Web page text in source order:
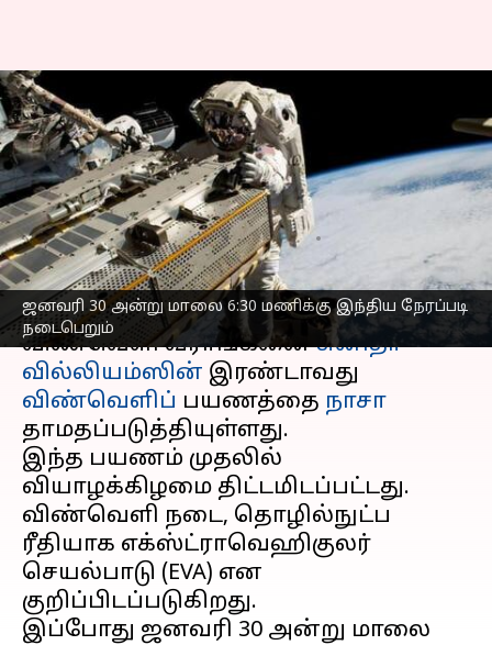
ஜனவரி 30 அன்று மாலை 6:30 மணிக்கு இந்திய நேரப்படி
நடைபெறும்
சுனிதா வில்லியம்ஸின்
சாதனை விண்வெளிப்
பயணத்தை ஒத்தி வைத்த
நாசா
எழுதியவர் Venkatalakshmi V Jan 24, 2025
செய்தி முன்னோட்டம்
விண்வெளி வீராங்கனைசுனிதா
வில்லியம்ஸின் இரண்டாவது
விண்வெளிப் பயணத்தை நாசா
தாமதப்படுத்தியுள்ளது.
இந்த பயணம் முதலில்
வியாழக்கிழமை திட்டமிடப்பட்டது.
விண்வெளி நடை, தொழில்நுட்ப
ரீதியாக எக்ஸ்ட்ராவெஹிகுலர்
செயல்பாடு (EVA) என
குறிப்பிடப்படுகிறது.
இப்போது ஜனவரி 30 அன்று மாலை